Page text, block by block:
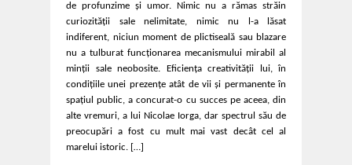
de profunzime și umor. Nimic nu a rămas străin
curiozității sale nelimitate, nimic nu l-a lăsat
indiferent, niciun moment de plictiseală sau blazare
nu a tulburat funcționarea mecanismului mirabil al
minții sale neobosite. Eficiența creativității lui, în
condițiile unei prezențe atât de vii și permanente în
spațiul public, a concurat-o cu succes pe aceea, din
alte vremuri, a lui Nicolae Iorga, dar spectrul său de
preocupări a fost cu mult mai vast decât cel al
marelui istoric. […]